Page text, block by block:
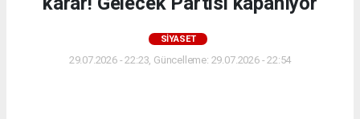
SİYASET
29.07.2026 - 22:23, Güncelleme: 29.07.2026 - 22:54